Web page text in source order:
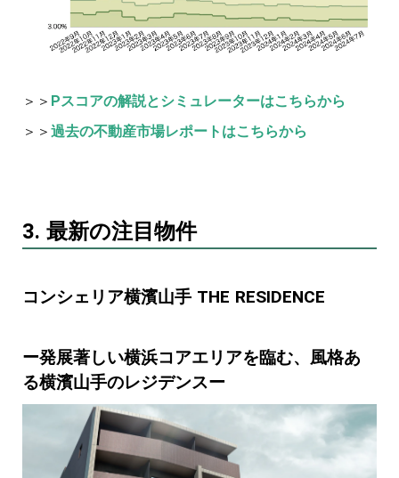
＞＞ Pスコアの解説とシミュレーターはこちらから
＞＞ 過去の不動産市場レポートはこちらから
3. 最新の注目物件
コンシェリア横濱山手 THE RESIDENCE
ー発展著しい横浜コアエリアを臨む、風格あ
る横濱山手のレジデンスー